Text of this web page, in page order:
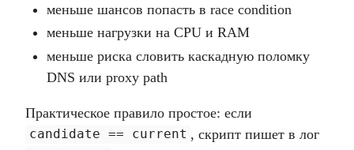
меньше шансов попасть в race condition
меньше нагрузки на CPU и RAM
меньше риска словить каскадную поломку
DNS или proxy path
Практическое правило простое: если
candidate == current , скрипт пишет в лог